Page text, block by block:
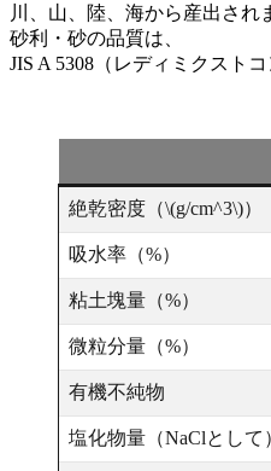
川、山、陸、海から産出され
砂利・砂の品質は、
JIS A 5308（レディミクスト
絶乾密度（\(g/cm^3\)）
吸水率（%）
粘土塊量（%）
微粒分量（%）
有機不純物
塩化物量（NaClとして